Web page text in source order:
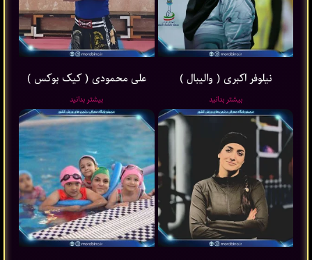
نیلوفر اکبری ( والیبال )
بیشتر بدانید
علی محمودی ( کیک بوکس )
بیشتر بدانید